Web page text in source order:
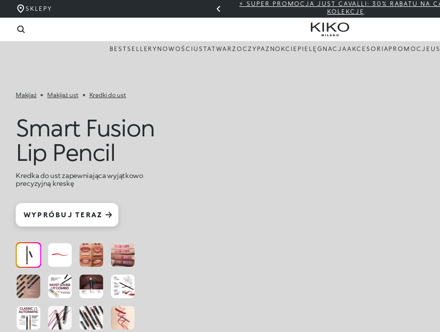
SKLEPY
⚡ SUPER PROMOCJA JUST CAVALLI: 30% RABATU NA
KOLEKCJĘ
BESTSELLERY NOWOŚCI USTATWARZOCZY PAZNOKCIE PIELĘGNACJAAKCESORIAPROMOCJE
Makijaż Makijaż ust Kredki do ust
Smart Fusion
Lip Pencil
Kredka do ust zapewniająca wyjątkowo
precyzyjną kreskę
WYPRÓBUJ TERAZ